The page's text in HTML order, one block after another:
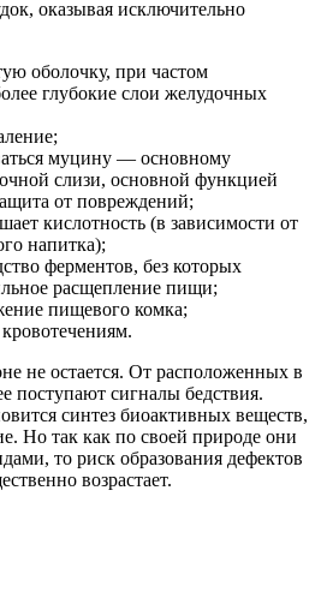
оказывая исключительно
оболочку, при частом
глубокие слои желудочных
муцину — основному
слизи, основной функцией
от повреждений;
кислотность (в зависимости от
напитка);
ферментов, без которых
расщепление пищи;
пищевого комка;
не остается. От расположенных в
поступают сигналы бедствия.
синтез биоактивных веществ,
Но так как по своей природе они
то риск образования дефектов
возрастает.